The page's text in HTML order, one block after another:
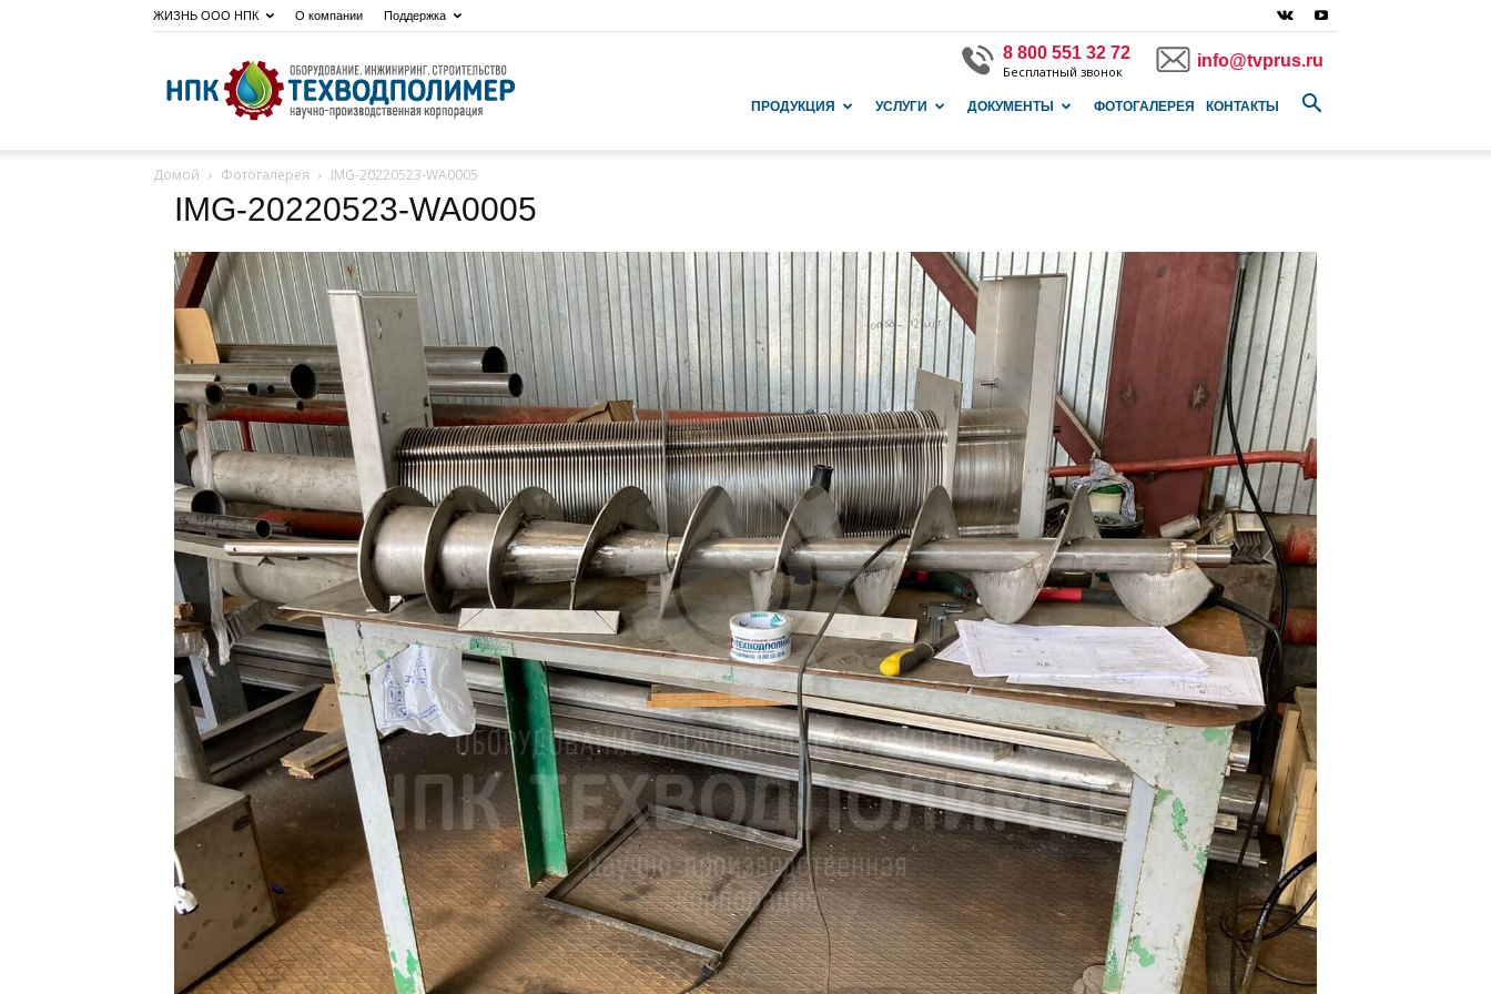
ЖИЗНЬ ООО НПК О компании Поддержка
8 800 551 32 72
Бесплатный звонок
info@tvprus.ru
производство
в
России
ПРОДУКЦИЯ УСЛУГИ ДОКУМЕНТЫ ФОТОГАЛЕРЕЯ КОНТАКТЫ
Домой Фотогалерея IMG-20220523-WA0005
IMG-20220523-WA0005